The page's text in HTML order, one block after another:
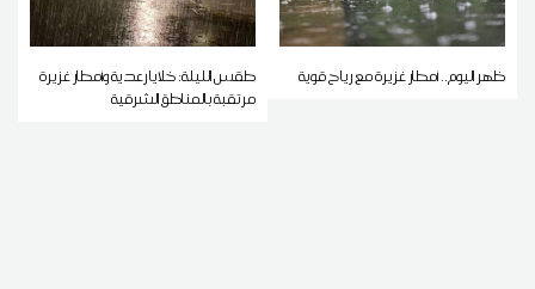
ظهر اليوم.. أمطار غزيرة مع رياح قوية
طقس الليلة: خلايا رعدية وأمطار غزيرة
مرتقبة بالمناطق الشرقية